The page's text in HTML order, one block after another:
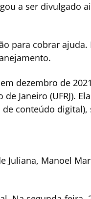
a ser divulgado
para cobrar
dezembro de
Janeiro (UFRJ).
conteúdo
Juliana, Manoel